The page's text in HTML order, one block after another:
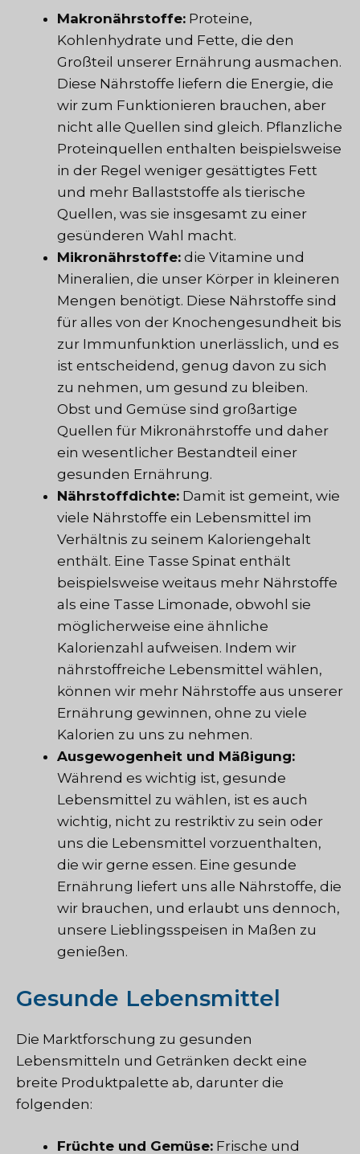
Makronährstoffe: Proteine,
Kohlenhydrate und Fette, die den
Großteil unserer Ernährung ausmachen.
Diese Nährstoffe liefern die Energie, die
wir zum Funktionieren brauchen, aber
nicht alle Quellen sind gleich. Pflanzliche
Proteinquellen enthalten beispielsweise
in der Regel weniger gesättigtes Fett
und mehr Ballaststoffe als tierische
Quellen, was sie insgesamt zu einer
gesünderen Wahl macht.
Mikronährstoffe: die Vitamine und
Mineralien, die unser Körper in kleineren
Mengen benötigt. Diese Nährstoffe sind
für alles von der Knochengesundheit bis
zur Immunfunktion unerlässlich, und es
ist entscheidend, genug davon zu sich
zu nehmen, um gesund zu bleiben.
Obst und Gemüse sind großartige
Quellen für Mikronährstoffe und daher
ein wesentlicher Bestandteil einer
gesunden Ernährung.
Nährstoffdichte: Damit ist gemeint, wie
viele Nährstoffe ein Lebensmittel im
Verhältnis zu seinem Kaloriengehalt
enthält. Eine Tasse Spinat enthält
beispielsweise weitaus mehr Nährstoffe
als eine Tasse Limonade, obwohl sie
möglicherweise eine ähnliche
Kalorienzahl aufweisen. Indem wir
nährstoffreiche Lebensmittel wählen,
können wir mehr Nährstoffe aus unserer
Ernährung gewinnen, ohne zu viele
Kalorien zu uns zu nehmen.
Ausgewogenheit und Mäßigung:
Während es wichtig ist, gesunde
Lebensmittel zu wählen, ist es auch
wichtig, nicht zu restriktiv zu sein oder
uns die Lebensmittel vorzuenthalten,
die wir gerne essen. Eine gesunde
Ernährung liefert uns alle Nährstoffe, die
wir brauchen, und erlaubt uns dennoch,
unsere Lieblingsspeisen in Maßen zu
genießen.
Gesunde Lebensmittel
Die Marktforschung zu gesunden
Lebensmitteln und Getränken deckt eine
breite Produktpalette ab, darunter die
folgenden:
Früchte und Gemüse: Frische und